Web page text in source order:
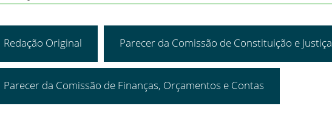
Redação Original Parecer da Comissão de Constituição e Justiça
Parecer da Comissão de Finanças, Orçamentos e Contas